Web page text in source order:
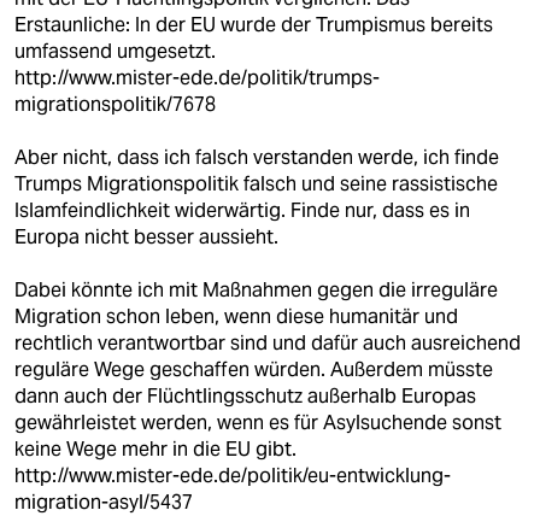
Erstaunliche: In der EU wurde der Trumpismus bereits
umfassend umgesetzt.
http://www.mister-ede.de/politik/trumps-
migrationspolitik/7678
Aber nicht, dass ich falsch verstanden werde, ich finde
Trumps Migrationspolitik falsch und seine rassistische
Islamfeindlichkeit widerwärtig. Finde nur, dass es in
Europa nicht besser aussieht.
Dabei könnte ich mit Maßnahmen gegen die irreguläre
Migration schon leben, wenn diese humanitär und
rechtlich verantwortbar sind und dafür auch ausreichend
reguläre Wege geschaffen würden. Außerdem müsste
dann auch der Flüchtlingsschutz außerhalb Europas
gewährleistet werden, wenn es für Asylsuchende sonst
keine Wege mehr in die EU gibt.
http://www.mister-ede.de/politik/eu-entwicklung-
migration-asyl/5437